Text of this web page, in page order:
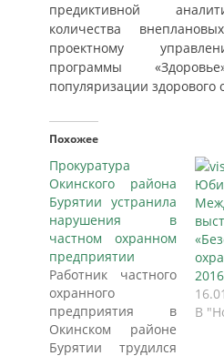
предиктивной
количества
проектному
программы
популяризации здорового
Похожее
Прокуратура
Окинского района
Бурятии устранила
нарушения в
частном охранном
предприятии
Работник частного
охранного
предприятия в
Окинском районе
Бурятии трудился
В